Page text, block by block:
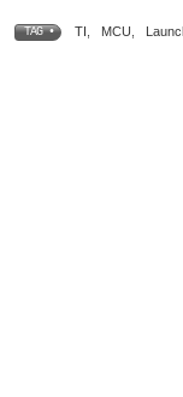
TAG • TI MCU